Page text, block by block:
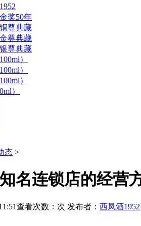
奖50年
尊典藏
尊典藏
尊典藏
）
）
）
）
态 >
名连锁店的经营
查看次数： 次 发布者： 西凤酒1952